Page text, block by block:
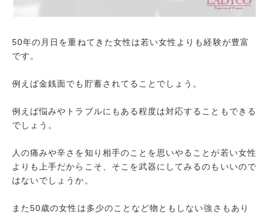
50年の月日を重ねてきた女性は若い女性よりも経験が豊富
です。
例えば金銭面でも貯蓄されてることでしょう。
例えば悩みやトラブルにもある程度は対応することもできる
でしょう。
人の痛みや辛さを知り相手のことを思いやることが若い女性
よりも上手だからこそ、そこを武器にしてみるのもいいので
はないでしょうか。
また50歳の女性は多少のことなど物ともしない強さもあり